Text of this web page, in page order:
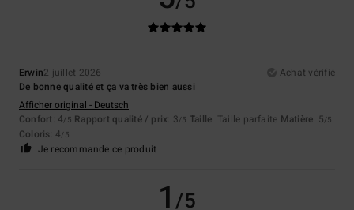
Erwin2 juillet 2026
Achat vérifié
De bonne qualité et ça va très bien aussi
Afficher original - Deutsch
Confort: 4/5 Rapport qualité / prix: 3/5 Taille: Taille parfaite Matière: 5/5
Coloris: 4/5
Je recommande ce produit
1/5